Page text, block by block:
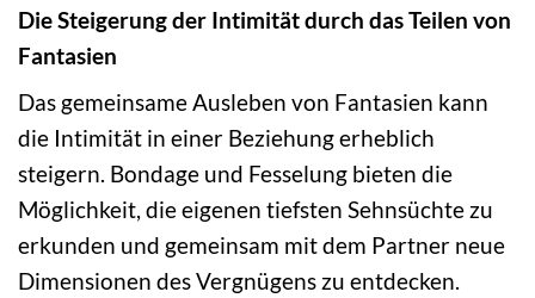
Die Steigerung der Intimität durch das Teilen von
Fantasien
Das gemeinsame Ausleben von Fantasien kann
die Intimität in einer Beziehung erheblich
steigern. Bondage und Fesselung bieten die
Möglichkeit, die eigenen tiefsten Sehnsüchte zu
erkunden und gemeinsam mit dem Partner neue
Dimensionen des Vergnügens zu entdecken.